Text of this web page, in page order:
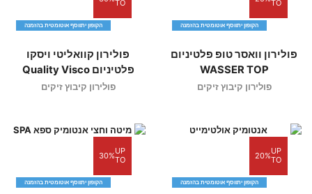
TO
הקופון יתווסף אוטומטית בהזמנה
פולירון וואסר טופ פלטיניום
WASSER TOP
פולירון קיבוץ זיקים
TO
הקופון יתווסף אוטומטית בהזמנה
פולירון קוואליטי ויסקו
פלטיניום Quality Visco
פולירון קיבוץ זיקים
UP
TO
20%
הקופון יתווסף אוטומטית בהזמנה
UP
TO
30%
הקופון יתווסף אוטומטית בהזמנה